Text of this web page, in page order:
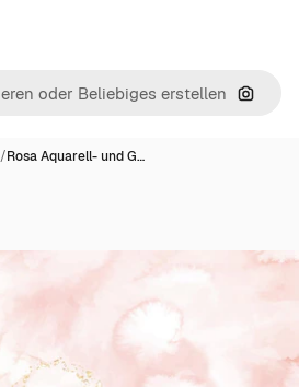
Nach
/Rosa Aquarell- und G…